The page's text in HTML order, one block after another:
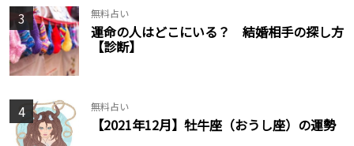
3 無料占い
運命の人はどこにいる？ 結婚相手の探し方
【診断】
4 無料占い
【2021年12月】牡牛座（おうし座）の運勢